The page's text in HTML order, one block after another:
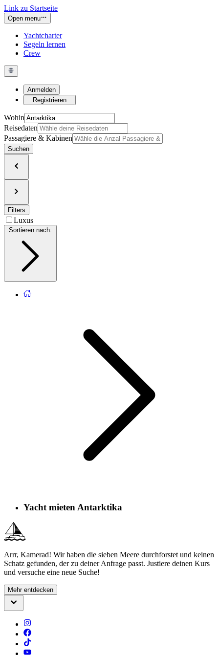
Link zu Startseite
Open menu
Yachtcharter
Segeln lernen
Crew
Anmelden
Registrieren
Wohin
Reisedaten
Passagiere & Kabinen
Suchen
Filters
Luxus
Sortieren nach
Yacht mieten Antarktika
Arrr, Kamerad! Wir haben die sieben Meere durchforstet und keinen
Schatz gefunden, der zu deiner Anfrage passt. Justiere deinen Kurs
und versuche eine neue Suche!
Mehr entdecken